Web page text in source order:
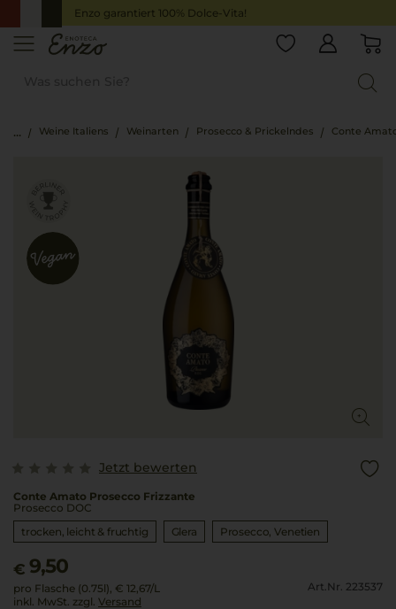
Enzo garantiert 100% Dolce-Vita!
Weine Italiens Weinarten Prosecco & Prickelndes Conte
Jetzt bewerten
Conte Amato Prosecco Frizzante
Prosecco DOC
trocken, leicht & fruchtig
Glera Prosecco Venetien
€ 9,50
pro Flasche (0.75l), € 12,67/L
inkl. MwSt. zzgl. Versand
Art.Nr. 223537